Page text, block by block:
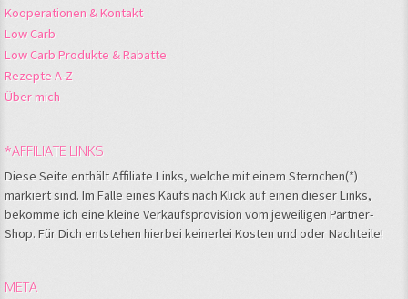
Kooperationen & Kontakt
Low Carb
Low Carb Produkte & Rabatte
Rezepte A-Z
Über mich
*AFFILIATE LINKS
Diese Seite enthält Affiliate Links, welche mit einem Sternchen(*)
markiert sind. Im Falle eines Kaufs nach Klick auf einen dieser Links,
bekomme ich eine kleine Verkaufsprovision vom jeweiligen Partner-
Shop. Für Dich entstehen hierbei keinerlei Kosten und oder Nachteile!
META